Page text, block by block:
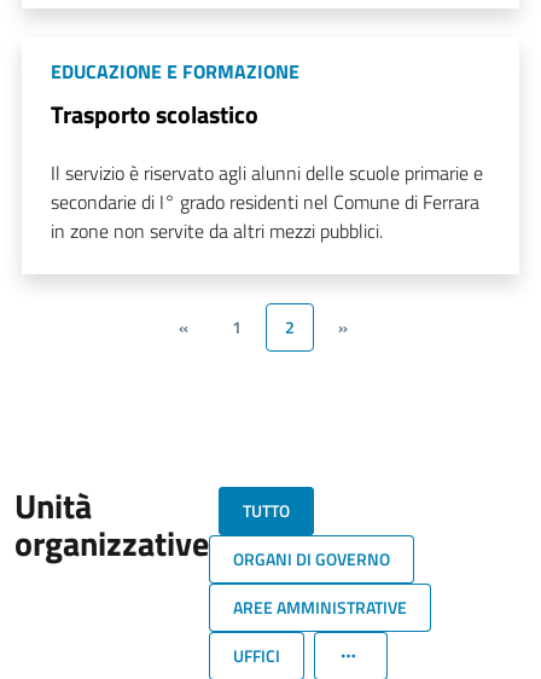
EDUCAZIONE E FORMAZIONE
Trasporto scolastico
Il servizio è riservato agli alunni delle scuole primarie e
secondarie di I° grado residenti nel Comune di Ferrara
in zone non servite da altri mezzi pubblici.
« 1 2 »
Unità
organizzative
TUTTO
ORGANI DI GOVERNO
AREE AMMINISTRATIVE
UFFICI